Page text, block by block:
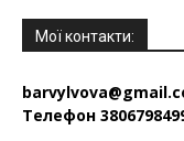
Мої контакти:
Телефон